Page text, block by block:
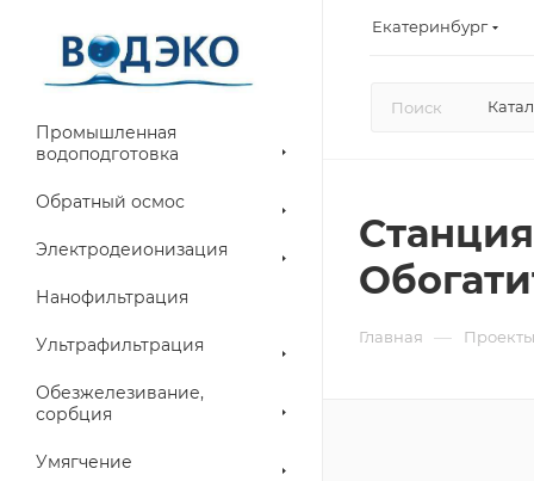
Екатеринбург
Промышленная
водоподготовка
Обратный осмос
Электродеионизация
Нанофильтрация
Ультрафильтрация
Обезжелезивание,
сорбция
Умягчение
Главная — Проекты